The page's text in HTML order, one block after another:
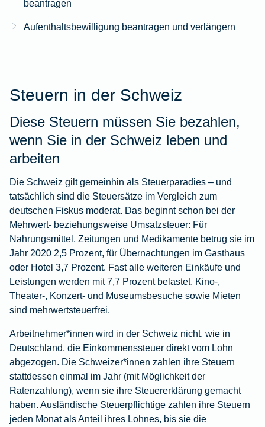
beantragen
Aufenthaltsbewilligung beantragen und verlängern
Steuern in der Schweiz
Diese Steuern müssen Sie bezahlen,
wenn Sie in der Schweiz leben und
arbeiten
Die Schweiz gilt gemeinhin als Steuerparadies – und
tatsächlich sind die Steuersätze im Vergleich zum
deutschen Fiskus moderat. Das beginnt schon bei der
Mehrwert- beziehungsweise Umsatzsteuer: Für
Nahrungsmittel, Zeitungen und Medikamente betrug sie im
Jahr 2020 2,5 Prozent, für Übernachtungen im Gasthaus
oder Hotel 3,7 Prozent. Fast alle weiteren Einkäufe und
Leistungen werden mit 7,7 Prozent belastet. Kino-,
Theater-, Konzert- und Museumsbesuche sowie Mieten
sind mehrwertsteuerfrei.
Arbeitnehmer*innen wird in der Schweiz nicht, wie in
Deutschland, die Einkommenssteuer direkt vom Lohn
abgezogen. Die Schweizer*innen zahlen ihre Steuern
stattdessen einmal im Jahr (mit Möglichkeit der
Ratenzahlung), wenn sie ihre Steuererklärung gemacht
haben. Ausländische Steuerpflichtige zahlen ihre Steuern
jeden Monat als Anteil ihres Lohnes, bis sie die